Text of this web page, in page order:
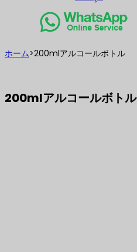
ホーム>200mlアルコールボトル
200mlアルコールボトル